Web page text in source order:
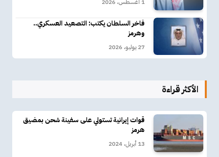
1 أغسطس، 2026
فاخر السلطان يكتب: التصعيد العسكري..
وهرمز
27 يوليو، 2026
الأكثر قراءة
قوات إيرانية تستولي على سفينة شحن بمضيق
هرمز
13 أبريل، 2024